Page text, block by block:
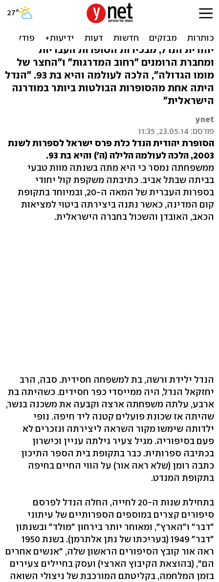
הסופרת יהודית הנדל הלכה
יהודית הנדל, מבכירות הסופרות העבריות
ומחברת הרומנים "רחוב המדרגות" ו"החצר של
מומו הגדולה", הלכה לעולמה והיא בת 93. "הנדל
היתה אחת מהסופרות הבולטות ביותר במודרנה
הישראלית"
ynet
פורסם: 23.05.14, 11:35
הסופרת יהודית הנדל כלת פרס ישראל לספרות לשנת
2003, הלכה לעולמה הלילה (ה') והיא בת 93.
ממשפחתה נמסר כי היא מתה בשנתה מוות טבעי
בביתה שבתל אביב. כתיבתה משקפת קול יחודי
בספרות העברית של המאה ה-20, ובמיוחד בתקופת
קום המדינה, כאשר נתנה ביצירתה ביטוי למציאות
הכאב, האובדן והשכול בחברה הישראלית.
הנדל ילידת ורשה, בת למשפחה חסידית. סבה, הרב
יחזקאל הנדל, היה ממייסדי כפר חסידים. כשהיתה בת
ארבע, עלתה משפחתה ארצה וקבעה את משכנה בנשר,
שהיתה אז שכונת פועלים קטנה ליד חיפה. נופי
ילדותה שימשו מקור השראה ליצירתה ונזכרים לא
פעם בסיפוריה. מגיל צעיר גילתה עניין וכישרון
בכתיבה ספרותית. כבר בתקופת בית הספר התיכון
כתבה רומן (שלא ראה אור) על הווי החיים בחיפה
בתקופת המנדט.
בתחילת שנות ה-20 לחייה, החלה הנדל לפרסם
סיפורים קצרים במוספים הספרותיים של עיתוני
"דבר" ו"הארץ", ומאוחר יותר בירחון "מולד" ובשנתון
"דבר" 1949 (בעריכתו של נתן אלתרמן). בשנת 1950
ראה אור קובץ הסיפורים הראשון שלה, "אנשים אחרים
הם", (בהוצאת הקיבוץ הארצי) ועסק בחיילים צעירים
בזמן המלחמה, בקליטתם המורכבת של ניצולי השואה